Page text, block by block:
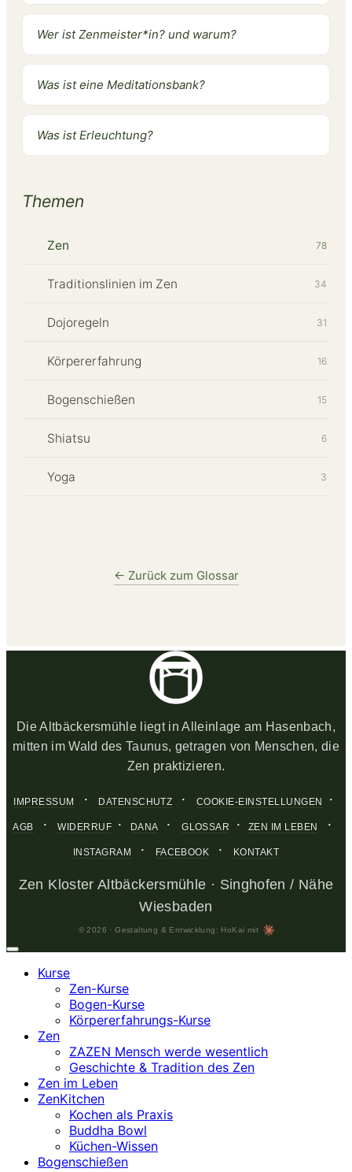
Wer ist Zenmeister*in? und warum?
Was ist eine Meditationsbank?
Was ist Erleuchtung?
Themen
Zen 78
Traditionslinien im Zen 34
Dojoregeln 31
Körpererfahrung 16
Bogenschießen 15
Shiatsu 6
Yoga 3
← Zurück zum Glossar
Die Altbäckersmühle liegt in Alleinlage am Hasenbach,
mitten im Wald des Taunus, getragen von Menschen, die
Zen praktizieren.
IMPRESSUM · DATENSCHUTZ · COOKIE-EINSTELLUNGEN ·
AGB · WIDERRUF · DANA · GLOSSAR · ZEN IM LEBEN ·
INSTAGRAM · FACEBOOK · KONTAKT
Zen Kloster Altbäckersmühle · Singhofen / Nähe
Wiesbaden
© 2026 · Gestaltung & Entwicklung: HoKai mit
Kurse
Zen-Kurse
Bogen-Kurse
Körpererfahrungs-Kurse
Zen
ZAZEN Mensch werde wesentlich
Geschichte & Tradition des Zen
Zen im Leben
ZenKitchen
Kochen als Praxis
Buddha Bowl
Küchen-Wissen
Bogenschießen